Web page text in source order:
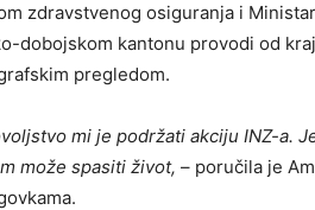
zdravstvenog osiguranja i
dobojskom kantonu provodi od
pregledom.
mi je podržati akciju INZ-a.
može spasiti život, – poručila je